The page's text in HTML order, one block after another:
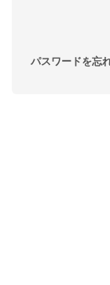
パスワードを忘